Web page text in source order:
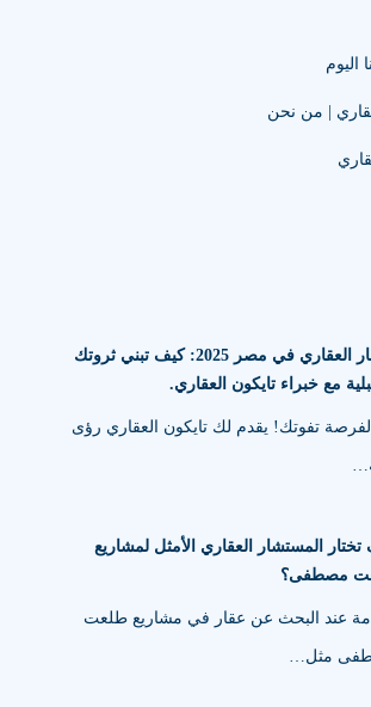
| من نحن
الاستثمار العقاري في مصر 2025: كيف تبني ثروتك
مع خبراء تايكون العقاري.
تفوتك! يقدم لك تايكون العقاري رؤى
المستشار العقاري الأمثل لمشاريع
مصطفى؟
عند البحث عن عقار في مشاريع طلعت
مثل…